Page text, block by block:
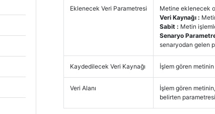
Eklenecek Veri Parametresi Metine eklenecek
Veri Kaynağı :
Sabit : Metin
Senaryo
senaryodan gelen
Kaydedilecek Veri Kaynağı İşlem gören
Veri Alanı
İşlem gören
belirten